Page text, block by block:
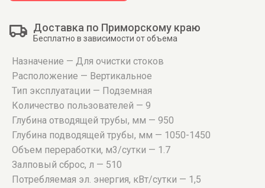
Доставка по Приморскому краю
Бесплатно в зависимости от объема
Назначение — Для очистки стоков
Расположение — Вертикальное
Тип эксплуатации — Подземная
Количество пользователей — 9
Глубина отводящей трубы, мм — 950
Глубина подводящей трубы, мм — 1050-1450
Объем переработки, м3/сутки — 1.7
Залповый сброс, л — 510
Потребляемая эл. энергия, кВт/сутки — 1,5